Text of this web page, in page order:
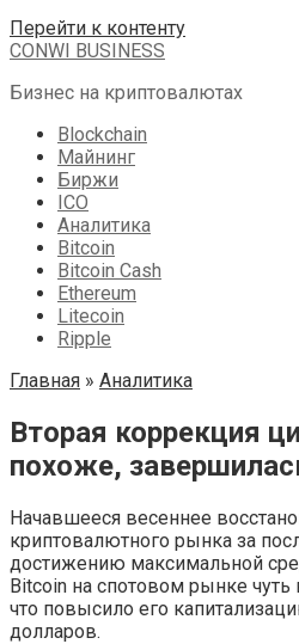
Перейти к контенту
CONWI BUSINESS
Бизнес на криптовалютах
Blockchain
Майнинг
Биржи
ICO
Аналитика
Bitcoin
Bitcoin Cash
Ethereum
Litecoin
Ripple
Главная » Аналитика
Вторая коррекция
похоже,
Начавшееся весеннее
криптовалютного рынка за
достижению максимальной
Bitcoin на спотовом рынке
что повысило его
долларов.